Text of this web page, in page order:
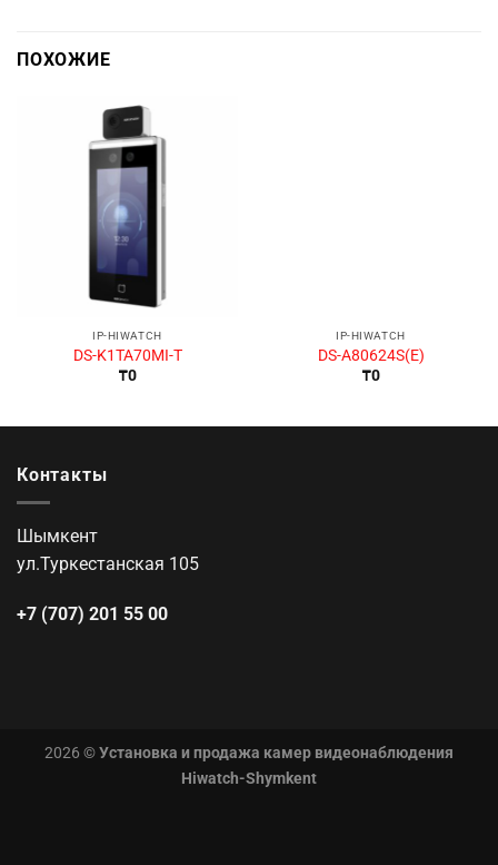
ПОХОЖИЕ
IP-HIWATCH
DS-K1TA70MI-T
₸0
IP-HIWATCH
DS-A80624S(E)
₸0
Контакты
Шымкент
ул.Туркестанская 105
+7 (707) 201 55 00
2026 ©Установка и продажа камер видеонаблюдения
Hiwatch-Shymkent